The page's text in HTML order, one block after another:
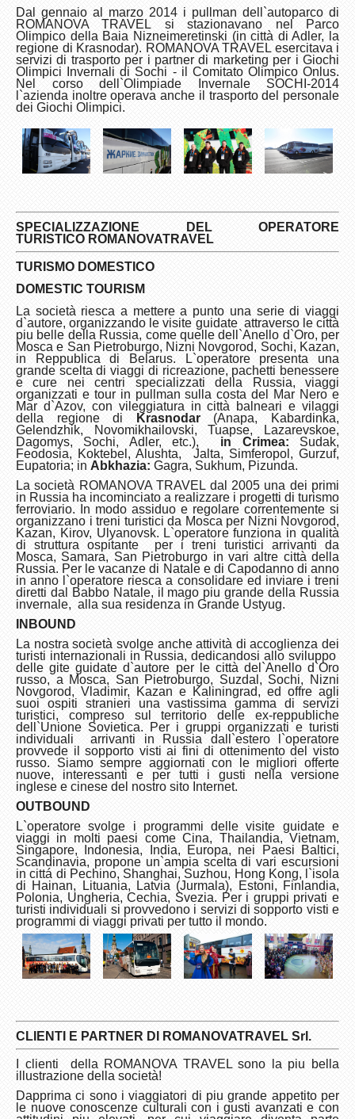
Dal gennaio al marzo 2014 i pullman dell`autoparco di
ROMANOVA TRAVEL
si stazionavano
nel Parco
Olimpico della Baia Nizneimeretinski (in città di Adler, la
regione di Krasnodar). ROMANOVA TRAVEL esercitava i
servizi di trasporto per i partner di marketing per i Giochi
Olimpici Invernali di Sochi - il Comitato Olimpico Onlus.
Nel corso dell`Olimpiade Invernale SOCHI-2014
l`azienda inoltre operava anche il trasporto del personale
dei Giochi Olimpici.
SPECIALIZZAZIONE DEL OPERATORE
TURISTICO ROMANOVATRAVEL
TURISMO DOMESTICO
DOMESTIC TOURISM
La società riesca a mettere a punto una serie di viaggi
d`autore, organizzando le visite guidate attraverso le città
piu belle della Russia, come quelle dell`Anello d`Oro, per
Mosca e San Pietroburgo, Nizni Novgorod, Sochi, Kazan,
in Reppublica di Belarus. L`operatore presenta una
grande scelta di viaggi di ricreazione, pachetti benessere
e cure nei centri specializzati della Russia, viaggi
organizzati e tour in pullman sulla costa del Mar Nero e
Mar d`Azov, con vileggiatura in città balneari e vilaggi
della regione di
Krasnodar (Anapa, Kabardinka,
Gelendzhik, Novomikhailovski, Tuapse, Lazarevskoe,
Dagomys, Sochi, Adler, etc.), in Crimea: Sudak,
Feodosia, Koktebel, Alushta, Jalta, Simferopol, Gurzuf,
Eupatoria; in Abkhazia: Gagra, Sukhum, Pizunda.
La società ROMANOVA TRAVEL dal 2005 una dei primi
in Russia ha incominciato a realizzare i progetti di turismo
ferroviario. In modo assiduo e regolare correntemente si
organizzano i treni turistici da Mosca per Nizni Novgorod,
Kazan, Kirov, Ulyanovsk. L`operatore funziona in qualità
di struttura ospitante per i treni turistici arrivanti da
Mosca, Samara, San Pietroburgo in vari altre città della
Russia. Per le vacanze di Natale e di Capodanno di anno
in anno l`operatore riesca a consolidare ed inviare i treni
diretti dal Babbo Natale, il mago piu grande della Russia
invernale, alla sua residenza in Grande Ustyug.
INBOUND
La nostra società svolge anche attività di accoglienza dei
turisti internazionali in Russia, dedicandosi allo sviluppo
delle gite guidate d`autore per le città del`Anello d`Oro
russo, a Mosca, San Pietroburgo, Suzdal, Sochi, Nizni
Novgorod, Vladimir, Kazan e Kaliningrad, ed offre agli
suoi ospiti stranieri una vastissima gamma di servizi
turistici, compreso sul territorio delle ex-reppubliche
dell`Unione Sovietica. Per i gruppi organizzati e turisti
individuali arrivanti in Russia dall`estero l`operatore
provvede il sopporto visti ai fini di ottenimento del visto
russo. Siamo sempre aggiornati con le migliori offerte
nuove, interessanti e per tutti i gusti nella versione
inglese e cinese del nostro sito Internet.
OUTBOUND
L`operatore svolge i programmi delle visite guidate e
viaggi in molti paesi come Cina, Thailandia, Vietnam,
Singapore, Indonesia, India, Europa, nei Paesi Baltici,
Scandinavia, propone un`ampia scelta di vari escursioni
in cittá di Pechino, Shanghai, Suzhou, Hong Kong, l`isola
di Hainan, Lituania, Latvia (Jurmala), Estoni, Finlandia,
Polonia, Ungheria, Cechia, Svezia. Per i gruppi privati e
turisti individuali si provvedono i servizi di sopporto visti e
programmi di viaggi privati per tutto il mondo.
CLIENTI E PARTNER DI ROMANOVATRAVEL Srl.
I clienti della ROMANOVA TRAVEL sono la piu bella
illustrazione della società!
Dapprima ci sono i viaggiatori di piu grande appetito per
le nuove conoscenze culturali con i gusti avanzati e con